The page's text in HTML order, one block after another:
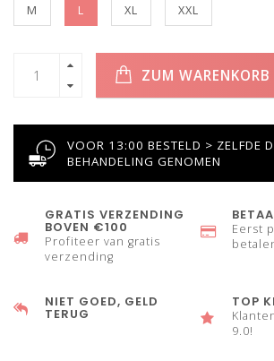
M L XL XXL
ZUM
VOOR 13:00 BESTELD > ZELFDE
BEHANDELING GENOMEN
GRATIS VERZENDING
BOVEN €100
Profiteer van gratis
verzending
Eerst
NIET GOED, GELD
TERUG
TOP
9.0!